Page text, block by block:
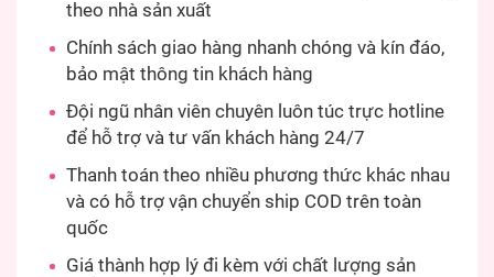
theo nhà sản xuất
Chính sách giao hàng nhanh chóng và kín đáo,
bảo mật thông tin khách hàng
Đội ngũ nhân viên chuyên luôn túc trực hotline
để hỗ trợ và tư vấn khách hàng 24/7
Thanh toán theo nhiều phương thức khác nhau
và có hỗ trợ vận chuyển ship COD trên toàn
quốc
Giá thành hợp lý đi kèm với chất lượng sản